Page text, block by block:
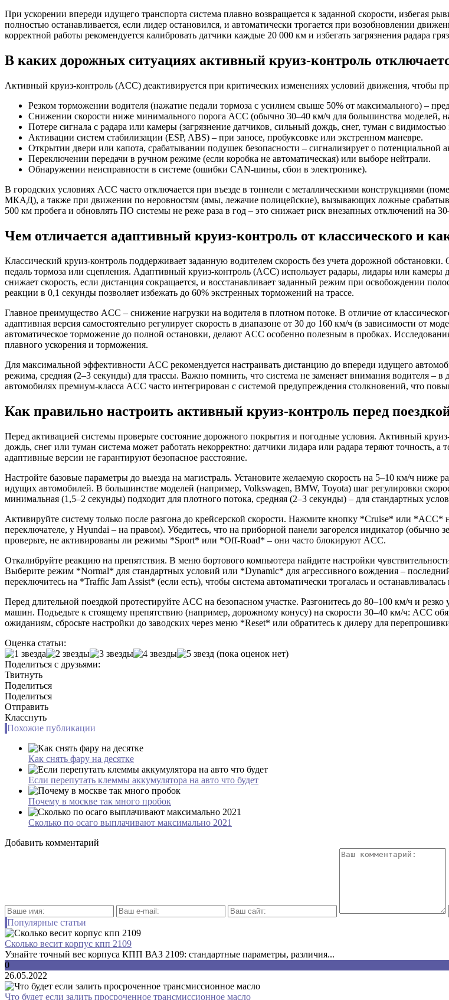
При ускорении впереди идущего транспорта система плавно возвращается к заданной скорости, избегая
полностью останавливается, если лидер остановился, и автоматически трогается при возобновлении
корректной работы рекомендуется калибровать датчики каждые 20 000 км и избегать загрязнения радара
В каких дорожных ситуациях активный круиз-контроль
Активный круиз-контроль (ACC) деактивируется при критических изменениях условий движения, чтобы
Резком торможении водителя (нажатие педали тормоза с усилием свыше 50% от максимального) –
Снижении скорости ниже минимального порога ACC (обычно 30–40 км/ч для большинства моделей,
Потере сигнала с радара или камеры (загрязнение датчиков, сильный дождь, снег, туман с видимостью
Активации систем стабилизации (ESP, ABS) – при заносе, пробуксовке или экстренном маневре.
Открытии двери или капота, срабатывании подушек безопасности – сигнализирует о потенциальной
Переключении передачи в ручном режиме (если коробка не автоматическая) или выборе нейтрали.
Обнаружении неисправности в системе (ошибки CAN-шины, сбои в электронике).
В городских условиях ACC часто отключается при въезде в тоннели с металлическими конструкциями
МКАД), а также при движении по неровностям (ямы, лежачие полицейские), вызывающих ложные
500 км пробега и обновлять ПО системы не реже раза в год – это снижает риск внезапных отключений на
Чем отличается адаптивный круиз-контроль от классического и
Классический круиз-контроль поддерживает заданную водителем скорость без учета дорожной
педаль тормоза или сцепления. Адаптивный круиз-контроль (ACC) использует радары, лидары или камеры
снижает скорость, если дистанция сокращается, и восстанавливает заданный режим при освобождении
реакции в 0,1 секунды позволяет избежать до 60% экстренных торможений на трассе.
Главное преимущество ACC – снижение нагрузки на водителя в плотном потоке. В отличие от
адаптивная версия самостоятельно регулирует скорость в диапазоне от 30 до 160 км/ч (в зависимости от
автоматическое торможение до полной остановки, делают ACC особенно полезным в пробках.
плавного ускорения и торможения.
Для максимальной эффективности ACC рекомендуется настраивать дистанцию до впереди идущего
режима, средняя (2–3 секунды) для трассы. Важно помнить, что система не заменяет внимания водителя –
автомобилях премиум-класса ACC часто интегрирован с системой предупреждения столкновений, что
Как правильно настроить активный круиз-контроль перед
Перед активацией системы проверьте состояние дорожного покрытия и погодные условия. Активный
дождь, снег или туман система может работать некорректно: датчики лидара или радара теряют точность,
адаптивные версии не гарантируют безопасное расстояние.
Настройте базовые параметры до выезда на магистраль. Установите желаемую скорость на 5–10 км/ч ниже
идущих автомобилей. В большинстве моделей (например, Volkswagen, BMW, Toyota) шаг регулировки
минимальная (1,5–2 секунды) подходит для плотного потока, средняя (2–3 секунды) – для стандартных
Активируйте систему только после разгона до крейсерской скорости. Нажмите кнопку *Cruise* или
переключателе, у Hyundai – на правом). Убедитесь, что на приборной панели загорелся индикатор
проверьте, не активированы ли режимы *Sport* или *Off-Road* – они часто блокируют ACC.
Откалибруйте реакцию на препятствия. В меню бортового компьютера найдите настройки
Выберите режим *Normal* для стандартных условий или *Dynamic* для агрессивного вождения –
переключитесь на *Traffic Jam Assist* (если есть), чтобы система автоматически трогалась и
Перед длительной поездкой протестируйте ACC на безопасном участке. Разгонитесь до 80–100 км/ч и
машин. Подъедьте к стоящему препятствию (например, дорожному конусу) на скорости 30–40 км/ч: ACC
ожиданиям, сбросьте настройки до заводских через меню *Reset* или обратитесь к дилеру для
Оценка статьи:
(пока оценок нет)
Поделиться с друзьями:
Твитнуть
Поделиться
Поделиться
Отправить
Класснуть
Похожие публикации
Как снять фару на десятке
Если перепутать клеммы аккумулятора на авто что будет
Почему в москве так много пробок
Сколько по осаго выплачивают максимально 2021
Добавить комментарий
Популярные статьи
Сколько весит корпус кпп 2109
Узнайте точный вес корпуса КПП ВАЗ 2109: стандартные параметры, различия...
0
26.05.2022
Что будет если залить просроченное трансмиссионное масло